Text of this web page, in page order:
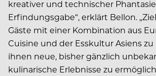
kreativer und technischer
Erfindungsgabe“, erklärt Bellon.
Gäste mit einer Kombination aus
Cuisine und der Esskultur Asiens
ihnen neue, bisher gänzlich
kulinarische Erlebnisse zu